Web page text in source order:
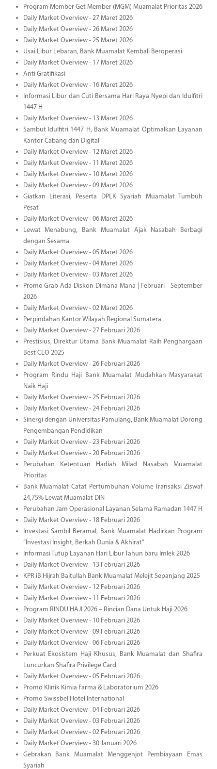
Program Member Get Member (MGM) Muamalat Prioritas 2026
Daily Market Overview - 27 Maret 2026
Daily Market Overview - 26 Maret 2026
Daily Market Overview - 25 Maret 2026
Usai Libur Lebaran, Bank Muamalat Kembali Beroperasi
Daily Market Overview - 17 Maret 2026
Anti Gratifikasi
Daily Market Overview - 16 Maret 2026
Informasi Libur dan Cuti Bersama Hari Raya Nyepi dan Idulfitri
1447 H
Daily Market Overview - 13 Maret 2026
Sambut Idulfitri 1447 H, Bank Muamalat Optimalkan Layanan
Kantor Cabang dan Digital
Daily Market Overview - 12 Maret 2026
Daily Market Overview - 11 Maret 2026
Daily Market Overview - 10 Maret 2026
Daily Market Overview - 09 Maret 2026
Giatkan Literasi, Peserta DPLK Syariah Muamalat Tumbuh
Pesat
Daily Market Overview - 06 Maret 2026
Lewat Menabung, Bank Muamalat Ajak Nasabah Berbagi
dengan Sesama
Daily Market Overview - 05 Maret 2026
Daily Market Overview - 04 Maret 2026
Daily Market Overview - 03 Maret 2026
Promo Grab Ada Diskon Dimana-Mana | Februari - September
2026
Daily Market Overview - 02 Maret 2026
Perpindahan Kantor Wilayah Regional Sumatera
Daily Market Overview - 27 Februari 2026
Prestisius, Direktur Utama Bank Muamalat Raih Penghargaan
Best CEO 2025
Daily Market Overview - 26 Februari 2026
Program Rindu Haji Bank Muamalat Mudahkan Masyarakat
Naik Haji
Daily Market Overview - 25 Februari 2026
Daily Market Overview - 24 Februari 2026
Sinergi dengan Universitas Pamulang, Bank Muamalat Dorong
Pengembangan Pendidikan
Daily Market Overview - 23 Februari 2026
Daily Market Overview - 20 Februari 2026
Perubahan Ketentuan Hadiah Milad Nasabah Muamalat
Prioritas
Bank Muamalat Catat Pertumbuhan Volume Transaksi Ziswaf
24,75% Lewat Muamalat DIN
Perubahan Jam Operasional Layanan Selama Ramadan 1447 H
Daily Market Overview - 18 Februari 2026
Investasi Sambil Beramal, Bank Muamalat Hadirkan Program
“Investasi Insight, Berkah Dunia & Akhirat”
Informasi Tutup Layanan Hari Libur Tahun baru Imlek 2026
Daily Market Overview - 13 Februari 2026
KPR iB Hijrah Baitullah Bank Muamalat Melejit Sepanjang 2025
Daily Market Overview - 12 Februari 2026
Daily Market Overview - 11 Februari 2026
Program RINDU HAJI 2026 – Rincian Dana Untuk Haji 2026
Daily Market Overview - 10 Februari 2026
Daily Market Overview - 09 Februari 2026
Daily Market Overview - 06 Februari 2026
Perkuat Ekosistem Haji Khusus, Bank Muamalat dan Shafira
Luncurkan Shafira Privilege Card
Daily Market Overview - 05 Februari 2026
Promo Klinik Kimia Farma & Laboratorium 2026
Promo Swissbel Hotel International
Daily Market Overview - 04 Februari 2026
Daily Market Overview - 03 Februari 2026
Daily Market Overview - 02 Februari 2026
Daily Market Overview - 30 Januari 2026
Gebrakan Bank Muamalat Menggenjot Pembiayaan Emas
Syariah